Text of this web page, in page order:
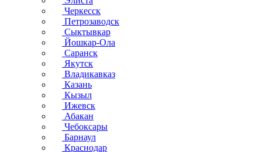
Черкесск
Петрозаводск
Сыктывкар
Йошкар-Ола
Саранск
Якутск
Владикавказ
Казань
Кызыл
Ижевск
Абакан
Чебоксары
Барнаул
Краснодар